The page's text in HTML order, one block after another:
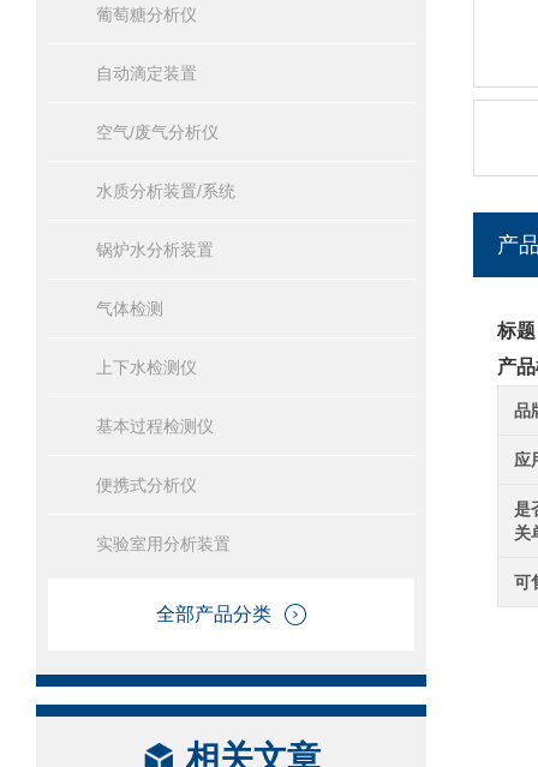
葡萄糖分析仪
自动滴定装置
空气/废气分析仪
水质分析装置/系统
锅炉水分析装置
气体检测
上下水检测仪
基本过程检测仪
便携式分析仪
实验室用分析装置
全部产品分类
相关文章
产
标
产
品
应
是
关
可